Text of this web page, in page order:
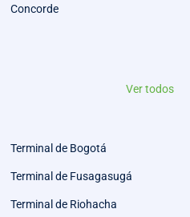
Concorde
Ver todos
Terminal de Bogotá
Terminal de Fusagasugá
Terminal de Riohacha